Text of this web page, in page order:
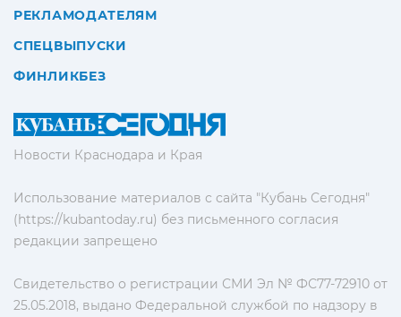
Новости Краснодара и Края
Использование материалов с сайта "Кубань Сегодня"
(https://kubantoday.ru) без письменного согласия
редакции запрещено
Свидетельство о регистрации СМИ Эл № ФС77-72910 от
25.05.2018, выдано Федеральной службой по надзору в
РЕКЛАМОДАТЕЛЯМ
СПЕЦВЫПУСКИ
ФИНЛИКБЕЗ